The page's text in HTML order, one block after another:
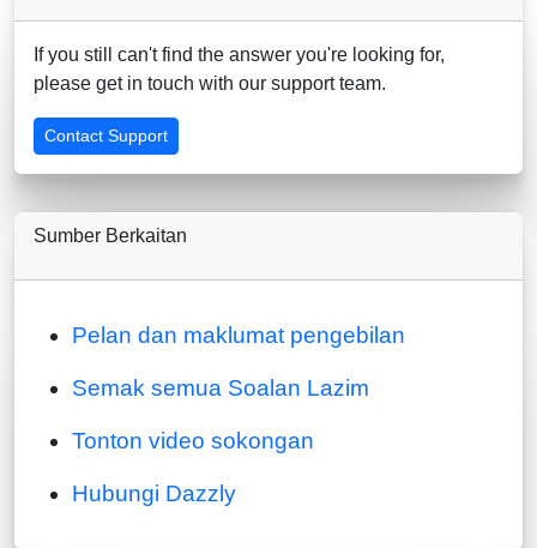
If you still can't find the answer you're looking for,
please get in touch with our support team.
Contact Support
Sumber Berkaitan
Pelan dan maklumat pengebilan
Semak semua Soalan Lazim
Tonton video sokongan
Hubungi Dazzly